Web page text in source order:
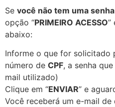
Se você não tem uma
opção “PRIMEIRO ACESSO”
abaixo:
Informe o que for solicitado
número de CPF, a senha
mail utilizado)
Clique em “ENVIAR” e
Você receberá um e-mail